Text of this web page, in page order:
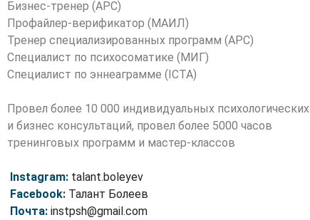
Бизнес-тренер (АРС)
Профайлер-верификатор (МАИЛ)
Тренер специализированных программ (АРС)
Специалист по психосоматике (МИГ)
Специалист по эннеаграмме (ICTA)
Провел более 10 000 индивидуальных психологических
и бизнес консультаций, провел более 5000 часов
тренинговых программ и мастер-классов
Instagram: talant.boleyev
Facebook: Талант Болеев
Почта: instpsh@gmail.com